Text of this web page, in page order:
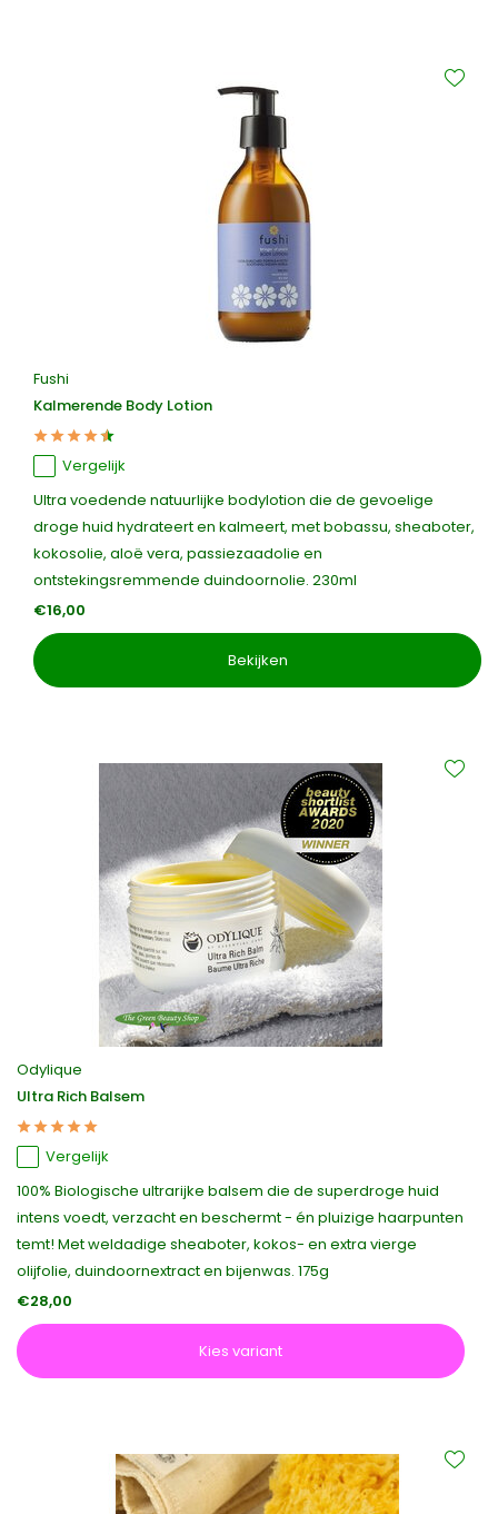
Fushi
Kalmerende Body Lotion
Vergelijk
Ultra voedende natuurlijke bodylotion die de gevoelige
droge huid hydrateert en kalmeert, met bobassu, sheaboter,
kokosolie, aloë vera, passiezaadolie en
ontstekingsremmende duindoornolie. 230ml
€16,00
Bekijken
Odylique
Ultra Rich Balsem
Vergelijk
100% Biologische ultrarijke balsem die de superdroge huid
intens voedt, verzacht en beschermt - én pluizige haarpunten
temt! Met weldadige sheaboter, kokos- en extra vierge
olijfolie, duindoornextract en bijenwas. 175g
€28,00
Kies variant